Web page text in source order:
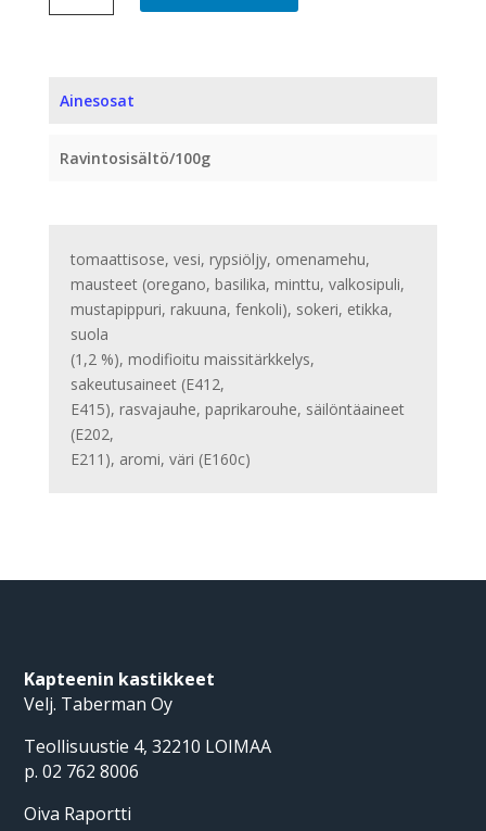
PLO
Ainesosat
Ravintosisältö/100g
tomaattisose, vesi, rypsiöljy, omenamehu,
mausteet (oregano, basilika, minttu, valkosipuli,
mustapippuri, rakuuna, fenkoli), sokeri, etikka,
suola
(1,2 %), modifioitu maissitärkkelys,
sakeutusaineet (E412,
E415), rasvajauhe, paprikarouhe, säilöntäaineet
(E202,
E211), aromi, väri (E160c)
Kapteenin kastikkeet
Velj. Taberman Oy
Teollisuustie 4, 32210 LOIMAA
p. 02 762 8006
Oiva Raportti